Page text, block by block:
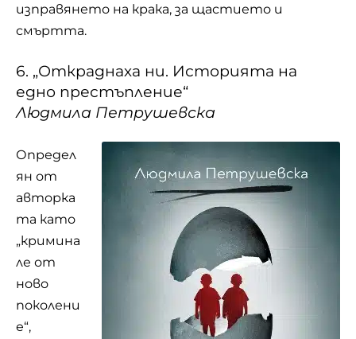
изправянето на крака, за щастието и
смъртта.
6. „Откраднаха ни. Историята на
едно престъпление“
Людмила Петрушевска
Определ
ян от
авторка
та като
„кримина
ле от
ново
поколени
е“,